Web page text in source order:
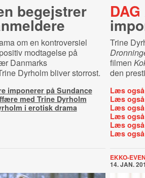
begejstrer
om en kontroversiel
modtagelse på
Danmarks
Dyrholm bliver storrost.
imponerer på Sundance
med Trine Dyrholm
i erotisk drama
Trine
filmen
den
Læs
Læs
Læs
Læs
Læs
Læs
EKKO-
14. JAN.